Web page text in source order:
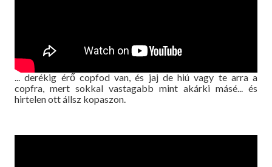
... derékig érő copfod van, és jaj de hiú vagy te arra a
copfra, mert sokkal vastagabb mint akárki másé... és
hirtelen ott állsz kopaszon.